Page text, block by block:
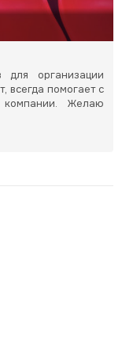
организации
всегда помогает с
Желаю